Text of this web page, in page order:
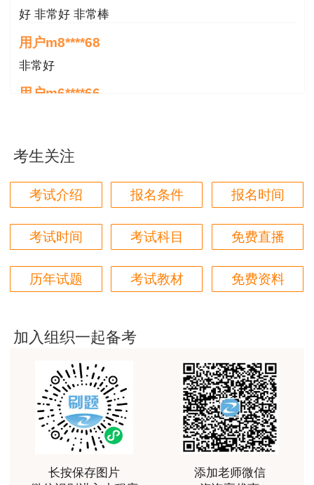
观题，在答题卡上作答，须规范填涂，以免影响考
试成绩。
三、考试成绩管理及证书办理
4个科目考试（级别为考全科）的应试人员须在连
参加2个科目考试（级别为免二科）的应试人员须
在连续2个考试年度内通过相应应试科目，方可获
得资格证书。
已取得监理工程师一种专业职业资格证书的人员，
业），可免考基础科目，在连续2个考试年度内通
过相应应试科目，可获得相应专业考试合格证明，
该证明作为注册时增加执业专业类别的依据。
考试成绩查询网站为中国人事考试网
（www.cpta.com.cn）。
（人社厅发〔2021〕18号），应试人员对考试成
好 非常好 非常棒
用户m8****68
非常好
用户m6****66
好
用户m6****66
用户m6****68
陈老师讲得非常好，特别喜欢听他的课
用户m7****66
用户Fa****56
认真听完，自己理解，老师确实讲的很好
用户xj****ra
课程课件设计完美，授课老师讲解通俗易懂
用户m9****88
李娜老师善于理解归纳，生动有趣，学生边学边受到
考生关注
考试介绍 报名条件 报名时间
考试时间 考试科目 免费直播
历年试题 考试教材 免费资料
加入组织一起备考
长按保存图片
添加老师微信